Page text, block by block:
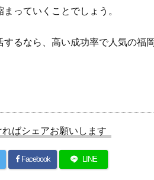
っていくことでしょう。
するなら、高い成功率で人気の
ればシェアお願いします
Facebook LINE